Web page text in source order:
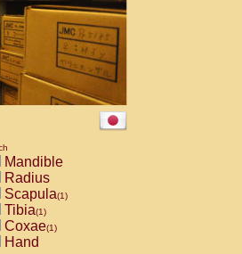
Mandible
Radius
Scapula(1)
Tibia(1)
Coxae(1)
Hand